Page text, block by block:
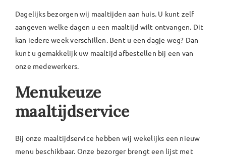
Dagelijks bezorgen wij maaltijden aan huis. U kunt zelf
aangeven welke dagen u een maaltijd wilt ontvangen. Dit
kan iedere week verschillen. Bent u een dagje weg? Dan
kunt u gemakkelijk uw maaltijd afbestellen bij een van
onze medewerkers.
Menukeuze
maaltijdservice
Bij onze maaltijdservice hebben wij wekelijks een nieuw
menu beschikbaar. Onze bezorger brengt een lijst met